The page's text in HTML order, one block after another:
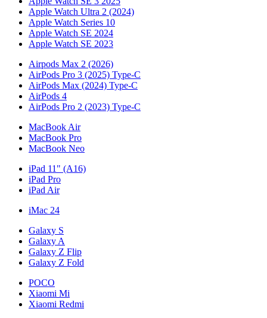
Apple Watch Ultra 2 (2024)
Apple Watch Series 10
Apple Watch SE 2024
Apple Watch SE 2023
Airpods Max 2 (2026)
AirPods Pro 3 (2025) Type-C
AirPods Max (2024) Type-C
AirPods 4
AirPods Pro 2 (2023) Type-C
MacBook Air
MacBook Pro
MacBook Neo
iPad 11" (A16)
iPad Pro
iPad Air
iMac 24
Galaxy S
Galaxy A
Galaxy Z Flip
Galaxy Z Fold
POCO
Xiaomi Mi
Xiaomi Redmi